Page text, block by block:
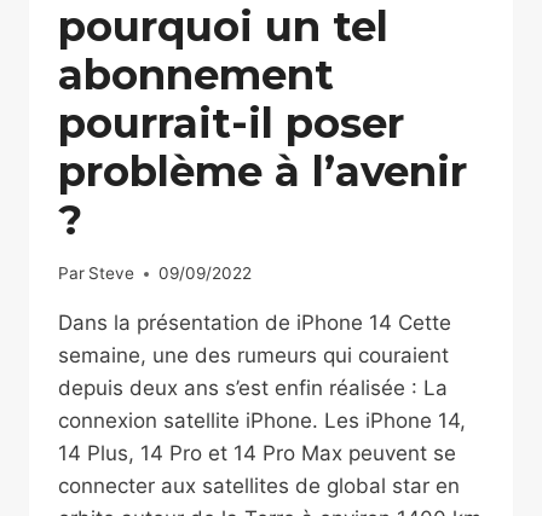
pourquoi un tel
abonnement
pourrait-il poser
problème à l’avenir
?
Par Steve 09/09/2022
Dans la présentation de iPhone 14 Cette
semaine, une des rumeurs qui couraient
depuis deux ans s’est enfin réalisée : La
connexion satellite iPhone. Les iPhone 14,
14 Plus, 14 Pro et 14 Pro Max peuvent se
connecter aux satellites de global star en